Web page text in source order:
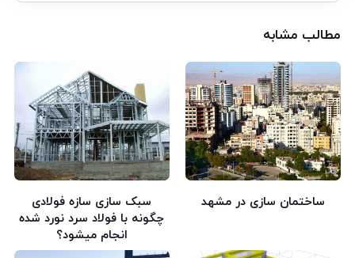
مطالب مشابه
ساختمان سازی در مشهد
سبک سازی سازه فولادی
چگونه با فولاد سرد نورد شده
انجام میشود؟